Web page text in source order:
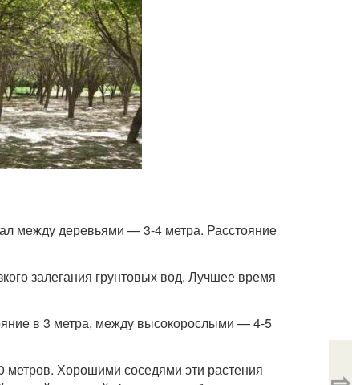
между деревьями — 3-4 метра. Расстояние
залегания грунтовых вод. Лучшее время
в 3 метра, между высокорослыми — 4-5
Хорошими соседями эти растения